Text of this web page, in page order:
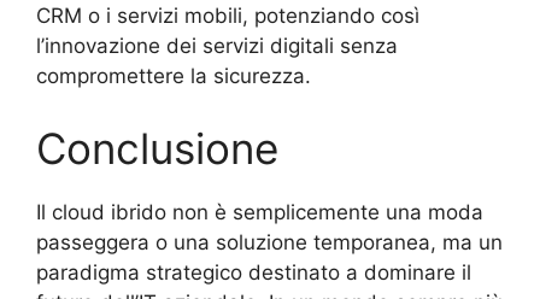
CRM o i servizi mobili, potenziando così
l’innovazione dei servizi digitali senza
compromettere la sicurezza.
Conclusione
Il cloud ibrido non è semplicemente una moda
passeggera o una soluzione temporanea, ma un
paradigma strategico destinato a dominare il